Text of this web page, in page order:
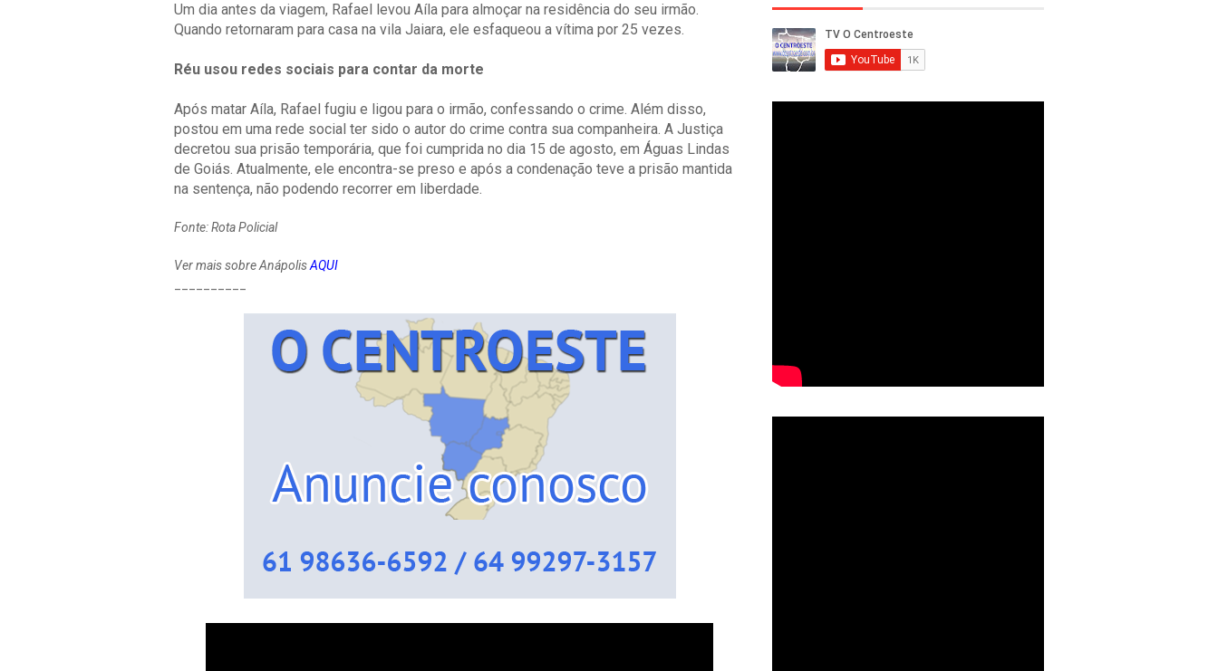
Um dia antes da viagem, Rafael levou Aíla para almoçar na residência do seu irmão.
Quando retornaram para casa na vila Jaiara, ele esfaqueou a vítima por 25 vezes.
Réu usou redes sociais para contar da morte
Após matar Aíla, Rafael fugiu e ligou para o irmão, confessando o crime. Além disso,
postou em uma rede social ter sido o autor do crime contra sua companheira. A Justiça
decretou sua prisão temporária, que foi cumprida no dia 15 de agosto, em Águas Lindas
de Goiás. Atualmente, ele encontra-se preso e após a condenação teve a prisão mantida
na sentença, não podendo recorrer em liberdade.
Fonte: Rota Policial
Ver mais sobre AnápolisAQUI